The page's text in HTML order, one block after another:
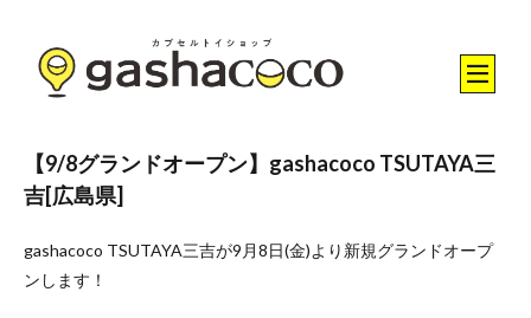
【9/8グランドオープン】gashacoco TSUTAYA三
吉[広島県]
gashacoco TSUTAYA三吉が9月8日(金)より新規グランドオープ
ンします！